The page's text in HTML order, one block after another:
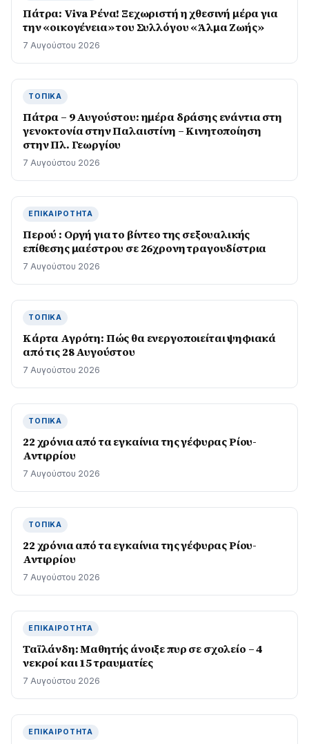
Πάτρα: Viva Ρένα! Ξεχωριστή η χθεσινή μέρα για
την «οικογένεια» του Συλλόγου «Άλμα Ζωής»
7 Αυγούστου 2026
ΤΟΠΙΚΆ
Πάτρα – 9 Αυγούστου: ημέρα δράσης ενάντια στη
γενοκτονία στην Παλαιστίνη – Κινητοποίηση
στην Πλ. Γεωργίου
7 Αυγούστου 2026
ΕΠΙΚΑΙΡΌΤΗΤΑ
Περού : Οργή για το βίντεο της σεξουαλικής
επίθεσης μαέστρου σε 26χρονη τραγουδίστρια
7 Αυγούστου 2026
ΤΟΠΙΚΆ
Κάρτα Αγρότη: Πώς θα ενεργοποιείται ψηφιακά
από τις 28 Αυγούστου
7 Αυγούστου 2026
ΤΟΠΙΚΆ
22 χρόνια από τα εγκαίνια της γέφυρας Ρίου-
Αντιρρίου
7 Αυγούστου 2026
ΤΟΠΙΚΆ
22 χρόνια από τα εγκαίνια της γέφυρας Ρίου-
Αντιρρίου
7 Αυγούστου 2026
ΕΠΙΚΑΙΡΌΤΗΤΑ
Ταϊλάνδη: Μαθητής άνοιξε πυρ σε σχολείο – 4
νεκροί και 15 τραυματίες
7 Αυγούστου 2026
ΕΠΙΚΑΙΡΌΤΗΤΑ